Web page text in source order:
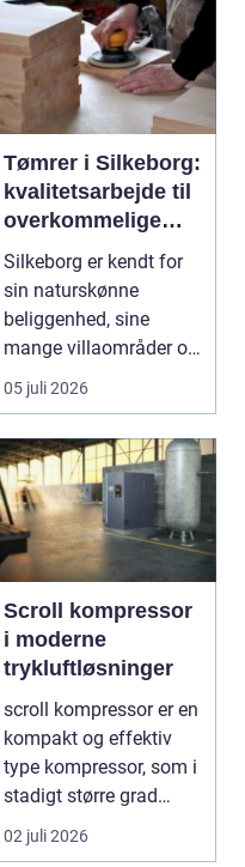
Tømrer i Silkeborg:
kvalitetsarbejde til
overkommelige
priser
Silkeborg er kendt for
sin naturskønne
beliggenhed, sine
mange villaområder og
en bland...
05 juli 2026
Scroll kompressor
i moderne
trykluftløsninger
scroll kompressor er en
kompakt og effektiv
type kompressor, som i
stadigt større grad
vælges til an...
02 juli 2026